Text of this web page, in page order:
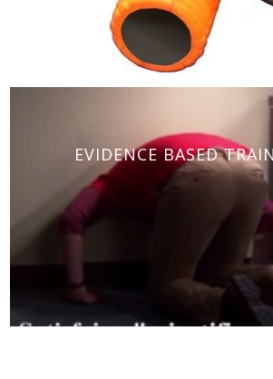
EVIDENCE BASED